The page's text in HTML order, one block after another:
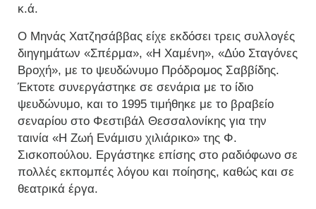
κ.ά.
Ο Μηνάς Χατζησάββας είχε εκδόσει τρεις συλλογές
διηγημάτων «Σπέρμα», «Η Χαμένη», «Δύο Σταγόνες
Βροχή», με το ψευδώνυμο Πρόδρομος Σαββίδης.
Έκτοτε συνεργάστηκε σε σενάρια με το ίδιο
ψευδώνυμο, και το 1995 τιμήθηκε με το βραβείο
σεναρίου στο Φεστιβάλ Θεσσαλονίκης για την
ταινία «Η Ζωή Ενάμισυ χιλιάρικο» της Φ.
Σισκοπούλου. Εργάστηκε επίσης στο ραδιόφωνο σε
πολλές εκπομπές λόγου και ποίησης, καθώς και σε
θεατρικά έργα.